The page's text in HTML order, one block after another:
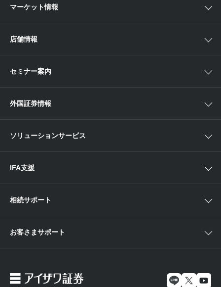
欧米株
ETF・ETN・REIT
ラップサービス
新商品情報
取引ツール
各種お手続き
便利なサービス
当社サービスのご利用にあたって
マーケット情報
店舗情報
近畿
セミナー案内
外国証券情報
ソリューションサービス
IFA支援
相続サポート
お客さまサポート